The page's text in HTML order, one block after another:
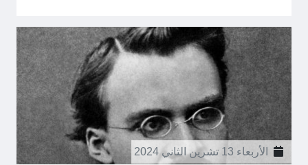
الأربعاء 13 تشرين الثاني 2024